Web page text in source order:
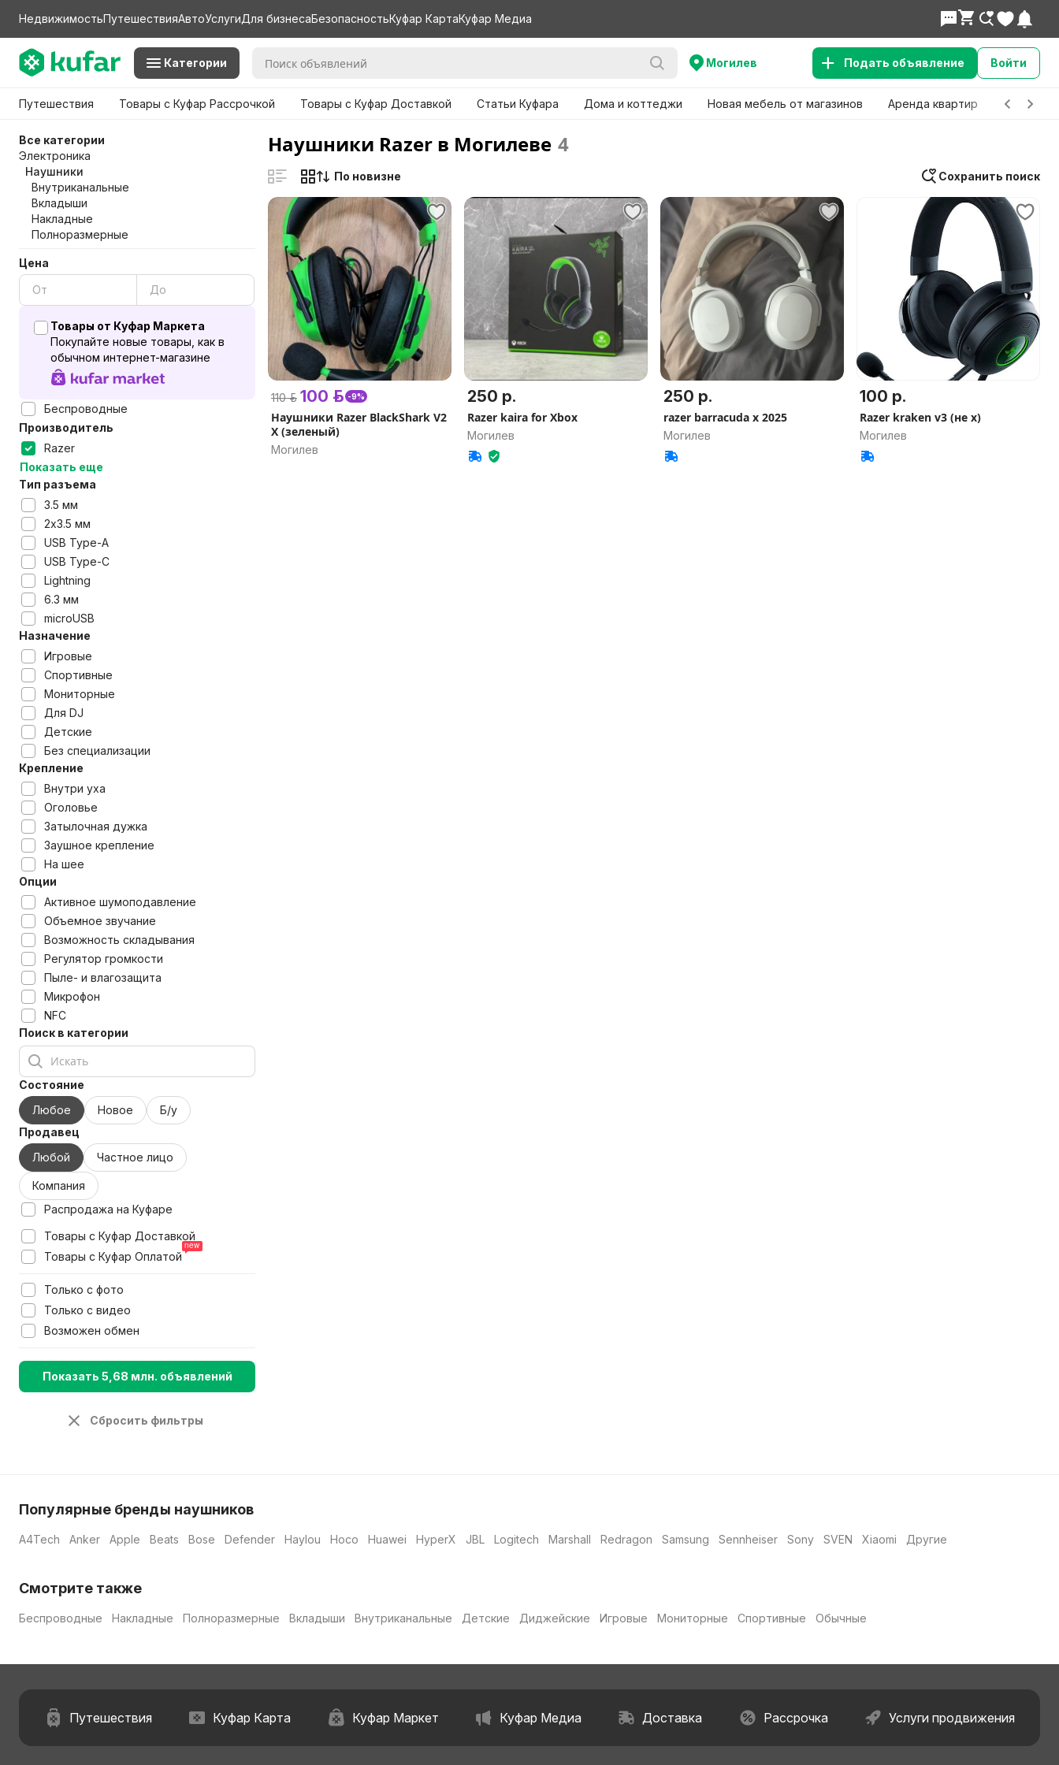
НедвижимостьПутешествияАвтоУслугиДля бизнесаБезопасностьКуфар КартаКуфар Медиа
Категории Могилев Подать объявление Войти
Путешествия Товары с Куфар Рассрочкой Товары с Куфар Доставкой Статьи Куфара Дома и коттеджи Новая мебель от магазинов Аренда квартир Детские
Все категории
Электроника
Наушники
Внутриканальные
Вкладыши
Накладные
Полноразмерные
Цена
Товары от Куфар Маркета
Покупайте новые товары, как в
обычном интернет-магазине
Беспроводные
Производитель
Razer
Показать еще
Тип разъема
3.5 мм
2x3.5 мм
USB Type-A
USB Type-C
Lightning
6.3 мм
microUSB
Назначение
Игровые
Спортивные
Мониторные
Для DJ
Детские
Без специализации
Крепление
Внутри уха
Оголовье
Затылочная дужка
Заушное крепление
На шее
Опции
Активное шумоподавление
Объемное звучание
Возможность складывания
Регулятор громкости
Пыле- и влагозащита
Микрофон
NFC
Поиск в категории
Состояние
Любое
Новое
Б/у
Продавец
Любой
Частное лицо
Компания
Распродажа на Куфаре
Товары с Куфар Доставкой
Товары с Куфар Оплатой
Только с фото
Только с видео
Возможен обмен
Показать 5,68 млн. объявлений
Сбросить фильтры
Наушники Razer в Могилеве 4
Сохранить поиск
По новизне
110 р. 100 р. -9%
Наушники Razer BlackShark V2
X (зеленый)
Могилев
250 р.
Razer kaira for Xbox
Могилев
250 р.
razer barracuda x 2025
Могилев
100 р.
Razer kraken v3 (не х)
Могилев
Популярные бренды наушников
A4Tech Anker Apple Beats Bose Defender Haylou Hoco Huawei HyperX JBL Logitech Marshall Redragon Samsung Sennheiser Sony SVEN Xiaomi Другие
Смотрите также
Беспроводные Накладные Полноразмерные Вкладыши Внутриканальные Детские Диджейские Игровые Мониторные Спортивные Обычные
Путешествия Куфар Карта Куфар Маркет Куфар Медиа Доставка Рассрочка Услуги продвижения